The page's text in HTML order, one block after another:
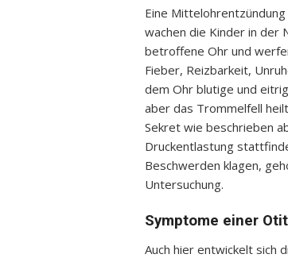
Eine
wachen die Kinder in der
betroffene Ohr und
Fieber, Reizbarkeit,
dem Ohr blutige und
aber das Trommelfell
Sekret wie beschrieben
Druckentlastung
Beschwerden klagen,
Untersuchung.
Symptome einer
Auch hier entwickelt sich